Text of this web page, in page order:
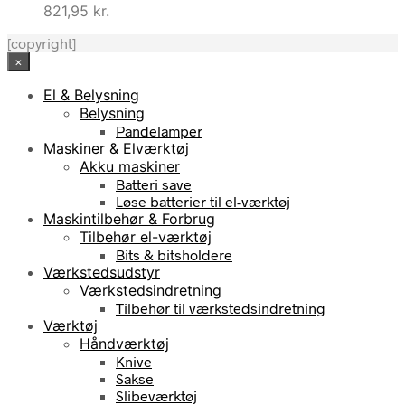
821,95 kr.
[copyright]
×
El & Belysning
Belysning
Pandelamper
Maskiner & Elværktøj
Akku maskiner
Batteri save
Løse batterier til el-værktøj
Maskintilbehør & Forbrug
Tilbehør el-værktøj
Bits & bitsholdere
Værkstedsudstyr
Værkstedsindretning
Tilbehør til værkstedsindretning
Værktøj
Håndværktøj
Knive
Sakse
Slibeværktøj